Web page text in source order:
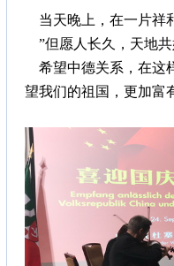
当天晚上，在一片祥
”但愿人长久，天地共
希望中德关系，在这
望我们的祖国，更加富